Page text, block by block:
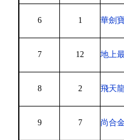
6 1 華劍
7 12 地上
8 2 飛天
9 7 尚合